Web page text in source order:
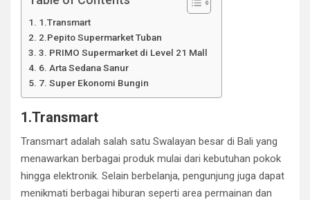
1.Transmart
2.Pepito Supermarket Tuban
3. PRIMO Supermarket di Level 21 Mall
6. Arta Sedana Sanur
7. Super Ekonomi Bungin
1.Transmart
Transmart adalah salah satu Swalayan besar di Bali yang
menawarkan berbagai produk mulai dari kebutuhan pokok
hingga elektronik. Selain berbelanja, pengunjung juga dapat
menikmati berbagai hiburan seperti area permainan dan